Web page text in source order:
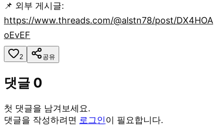
📌 외부 게시글:
https://www.threads.com/@alstn78/post/DX4HOA
oEvEF
2 공유
댓글 0
첫 댓글을 남겨보세요.
댓글을 작성하려면 로그인이 필요합니다.